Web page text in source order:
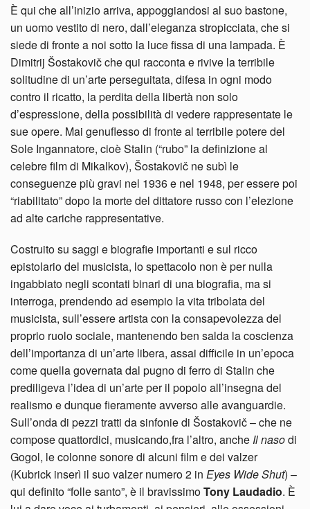
È qui che all’inizio arriva, appoggiandosi al suo bastone,
un uomo vestito di nero, dall’eleganza stropicciata, che si
siede di fronte a noi sotto la luce fissa di una lampada. È
Dimitrij Šostakovič che qui racconta e rivive la terribile
solitudine di un’arte perseguitata, difesa in ogni modo
contro il ricatto, la perdita della libertà non solo
d’espressione, della possibilità di vedere rappresentate le
sue opere. Mai genuflesso di fronte al terribile potere del
Sole Ingannatore, cioè Stalin (“rubo” la definizione al
celebre film di Mikalkov), Šostakovič ne subì le
conseguenze più gravi nel 1936 e nel 1948, per essere poi
“riabilitato” dopo la morte del dittatore russo con l’elezione
ad alte cariche rappresentative.
Costruito su saggi e biografie importanti e sul ricco
epistolario del musicista, lo spettacolo non è per nulla
ingabbiato negli scontati binari di una biografia, ma si
interroga, prendendo ad esempio la vita tribolata del
musicista, sull’essere artista con la consapevolezza del
proprio ruolo sociale, mantenendo ben salda la coscienza
dell’importanza di un’arte libera, assai difficile in un’epoca
come quella governata dal pugno di ferro di Stalin che
prediligeva l’idea di un’arte per il popolo all’insegna del
realismo e dunque fieramente avverso alle avanguardie.
Sull’onda di pezzi tratti da sinfonie di Šostakovič – che ne
compose quattordici, musicando,fra l’altro, anche Il nasodi
Gogol, le colonne sonore di alcuni film e dei valzer
(Kubrick inserì il suo valzer numero 2 in Eyes Wide Shut) –
qui definito “folle santo”, è il bravissimoTony Laudadio. È